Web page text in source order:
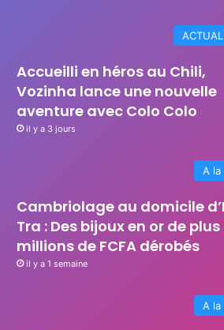
Accueilli en héros au Chili,
Vozinha lance une nouvelle
aventure avec Colo Colo
il y a 3 jours
A la
Cambriolage au domicile
Tra : Des bijoux en or de plus
millions de FCFA dérobés
il y a 1 semaine
A la